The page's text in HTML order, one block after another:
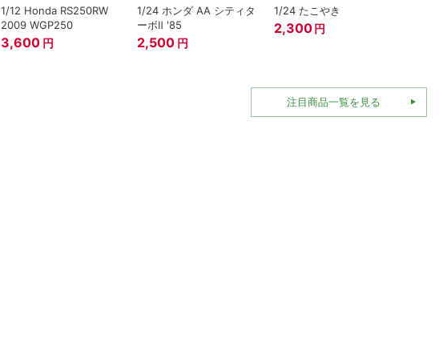
1/12 Honda RS250RW
2009 WGP250
3,600 円
1/24 ホンダ AA シティタ
ーボⅡ '85
2,500 円
1/24 たこやき
2,300 円
注目商品一覧を見る